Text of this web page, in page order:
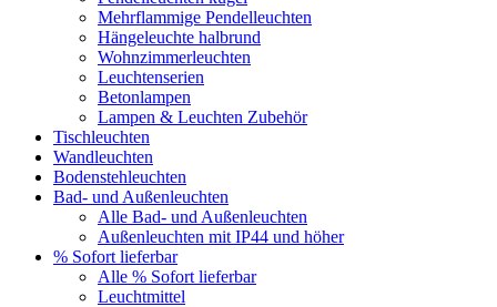
Mehrflammige Pendelleuchten
Hängeleuchte halbrund
Wohnzimmerleuchten
Leuchtenserien
Betonlampen
Lampen & Leuchten Zubehör
Tischleuchten
Wandleuchten
Bodenstehleuchten
Bad- und Außenleuchten
Alle Bad- und Außenleuchten
Außenleuchten mit IP44 und höher
% Sofort lieferbar
Alle % Sofort lieferbar
Leuchtmittel